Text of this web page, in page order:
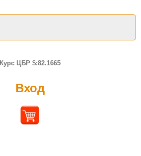
Курс ЦБР $:82.1665
Вход